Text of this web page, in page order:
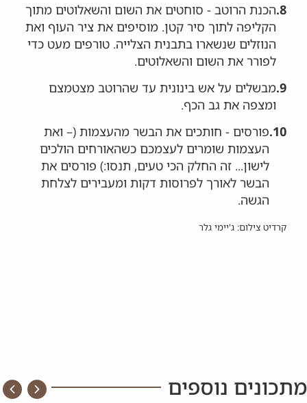
8. הכנת הרוטב - סוחטים את השום והשאלוטים מתוך
הקליפה לתוך סיר קטן. מוסיפים את ציר העוף ואת
הנוזלים שנשארו בתבנית הצלייה. טורפים מעט כדי
לפורר את השום והשאלוטים.
9. מבשלים על אש בינונית עד שהרוטב מצטמצם
ומצפה את גב הכף.
10. פורסים - חותכים את הבשר מהעצמות (– ואת
העצמות שומרים לעצמכם כשהאורחים הולכים
לישון... זה החלק הכי טעים, תנסו:) פורסים את
הבשר לאורך לפרוסות דקות ומעבירים לצלחת
הגשה.
קרדיט צילום: ג'יימי גלר
מתכונים נוספים